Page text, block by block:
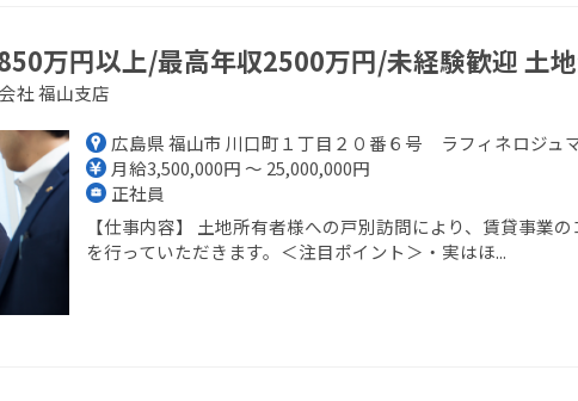
万円以上/最高年収2500万円/未経験歓迎 土
社 福山支店
広島県 福山市 川口町１丁目２０番６号 ラフィネロジュ
月給3,500,000円 ～ 25,000,000円
正社員
【仕事内容】 土地所有者様への戸別訪問により、賃貸事業
を行っていただきます。＜注目ポイント＞・実はほ...